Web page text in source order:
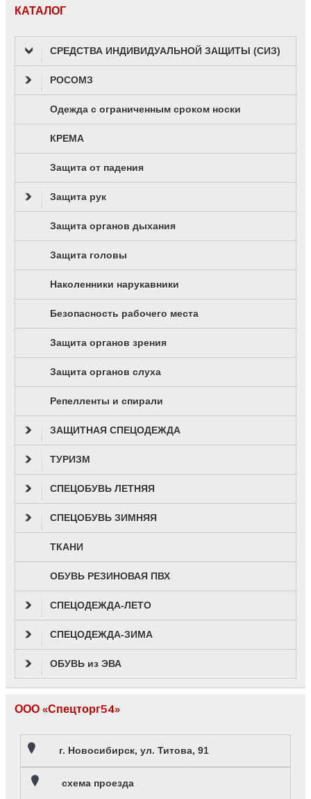
КАТАЛОГ
СРЕДСТВА ИНДИВИДУАЛЬНОЙ ЗАЩИТЫ (СИЗ)
РОСОМЗ
Одежда с ограниченным сроком носки
КРЕМА
Защита от падения
Защита рук
Защита органов дыхания
Защита головы
Наколенники нарукавники
Безопасность рабочего места
Защита органов зрения
Защита органов слуха
Репелленты и спирали
ЗАЩИТНАЯ СПЕЦОДЕЖДА
ТУРИЗМ
СПЕЦОБУВЬ ЛЕТНЯЯ
СПЕЦОБУВЬ ЗИМНЯЯ
ТКАНИ
ОБУВЬ РЕЗИНОВАЯ ПВХ
СПЕЦОДЕЖДА-ЛЕТО
СПЕЦОДЕЖДА-ЗИМА
ОБУВЬ из ЭВА
ООО «Спецторг54»
г. Новосибирск, ул. Титова, 91
схема проезда